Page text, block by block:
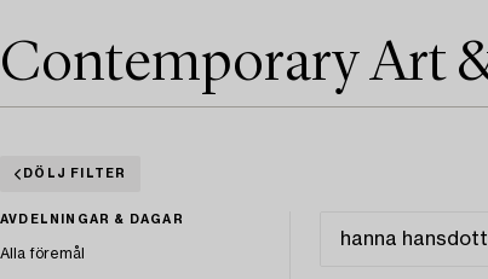
Contemporary Art
DÖLJ FILTER
AVDELNINGAR & DAGAR
Alla föremål